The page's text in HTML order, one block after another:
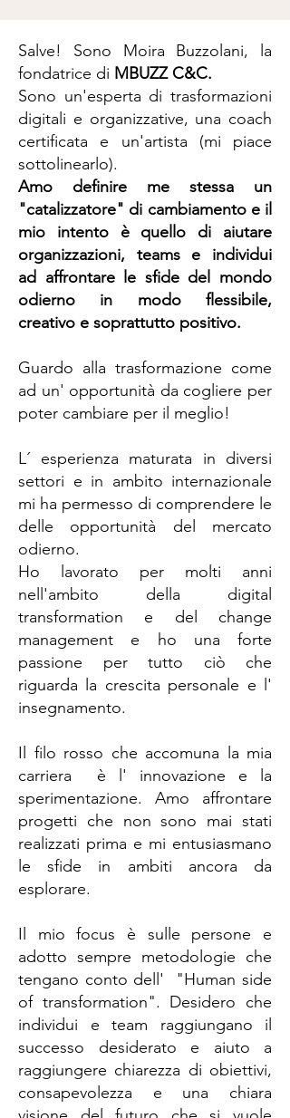
Salve! Sono Moira Buzzolani, la
fondatrice di MBUZZC&C.
Sono un'esperta di trasformazioni
digitali e organizzative, una coach
certificata e un'artista (mi piace
sottolinearlo).
Amo definire me stessa un
"catalizzatore" di cambiamento e il
mio intento è quello di aiutare
organizzazioni, teams e individui
ad affrontare le sfide del mondo
odierno in modo flessibile,
creativo e soprattutto positivo.
Guardo alla trasformazione come
ad un' opportunità da cogliere per
poter cambiare per il meglio!
L´ esperienza maturata in diversi
settori e in ambito internazionale
mi ha permesso di comprendere le
delle opportunità del mercato
odierno.
Ho lavorato per molti anni
nell'ambito della digital
transformation e del change
management e ho una forte
passione per tutto ciò che
riguarda la crescita personale e l'
insegnamento.
Il filo rosso che accomuna la mia
carriera è l' innovazione e la
sperimentazione. Amo affrontare
progetti che non sono mai stati
realizzati prima e mi entusiasmano
le sfide in ambiti ancora da
esplorare.
Il mio focus è sulle persone e
adotto sempre metodologie che
tengano conto dell' "Human side
of transformation". Desidero che
individui e team raggiungano il
successo desiderato e aiuto a
raggiungere chiarezza di obiettivi,
consapevolezza e una chiara